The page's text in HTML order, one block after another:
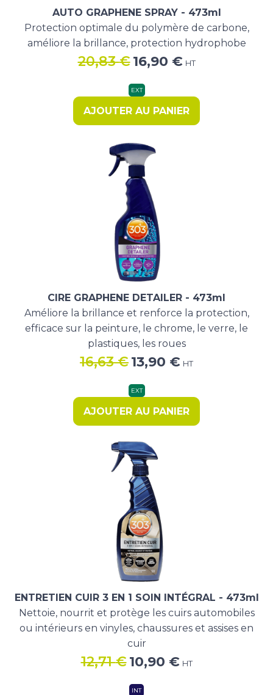
AUTO GRAPHENE SPRAY - 473ml
Protection optimale du polymère de carbone,
améliore la brillance, protection hydrophobe
20,83€ Le
initial
16,90 €Le
est :
16,90 €.
HT
EXT
AJOUTER AU PANIER
CIRE GRAPHENE DETAILER - 473ml
Améliore la brillance et renforce la protection,
efficace sur la peinture, le chrome, le verre, le
plastiques, les roues
16,63€ Le
initial
13,90 €Le
13,90 €.
HT
EXT
AJOUTER AU PANIER
ENTRETIEN CUIR 3 EN 1 SOIN INTÉGRAL - 473ml
Nettoie, nourrit et protège les cuirs automobiles
ou intérieurs en vinyles, chaussures et assises en
cuir
12,71€ Le
initial
10,90 €Le
HT
INT